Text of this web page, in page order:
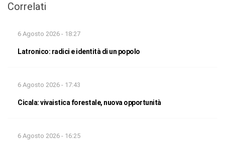
Correlati
6 Agosto 2026 - 18:27
Latronico: radici e identità di un popolo
6 Agosto 2026 - 17:43
Cicala: vivaistica forestale, nuova opportunità
6 Agosto 2026 - 16:25